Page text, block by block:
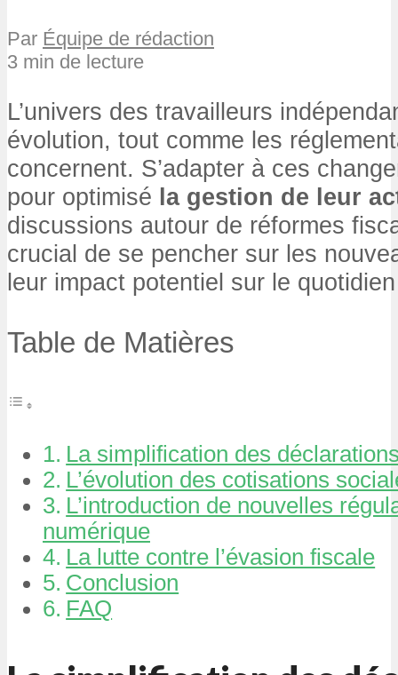
Par Équipe de rédaction
3 min de lecture
L’univers des travailleurs
évolution, tout comme les
concernent. S’adapter à ces
pour optimisé la gestion de leur
discussions autour de réformes
crucial de se pencher sur les
leur impact potentiel sur le
Table de Matières
La simplification des
L’évolution des cotisations
L’introduction de nouvelles
numérique
La lutte contre l’évasion fiscale
Conclusion
FAQ